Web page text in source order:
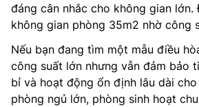
đáng cân nhắc cho không gian
không gian phòng 35m2 nhờ công
Nếu bạn đang tìm một mẫu điều
công suất lớn nhưng vẫn đảm bảo
bỉ và hoạt động ổn định lâu dài
phòng ngủ lớn, phòng sinh hoạt